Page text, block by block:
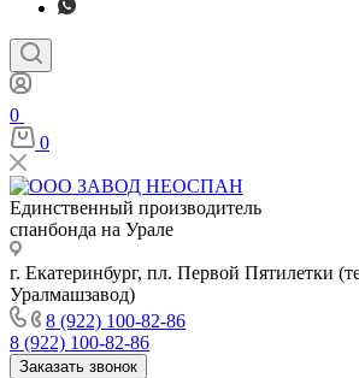
0
0
Единственный производитель
спанбонда на Урале
г. Екатеринбург, пл. Первой Пятилетки
Уралмашзавод)
8 (922) 100-82-86
8 (922) 100-82-86
Заказать звонок